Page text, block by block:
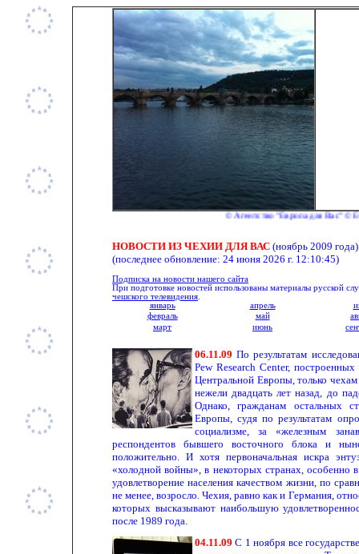
© Агентство "Европа для Вас" © E-
НОВОСТИ ИЗ ЧЕХИИ ДЛЯ ВАС (ноябрь 2009 года)
(последнее обновление: 24 июня 2026 г. 12:10:45)
Подписка на новости нашего сайта
При подготовке новостей использованы материалы русской
чешского телевидения
январь
апрель
февраль
май
март
июнь
06.11.09По результатам
Pew Research Center,
Центральной Европы, только
нежели двадцать лет назад, до
Однако, гражданам остальных
Европы, судя по результатам
социализме, за «железным
респондентов бывшего восточного блока и
положительно. И хотя первоначальная искра
«холодной войны», в некоторых странах, особенно
удовлетворение населения качеством жизни, по
не менее, возросло. Чехия, равно как и Германия,
которых высказывают наибольшую
после 1989 года.
04.11.09С 1 ноября все